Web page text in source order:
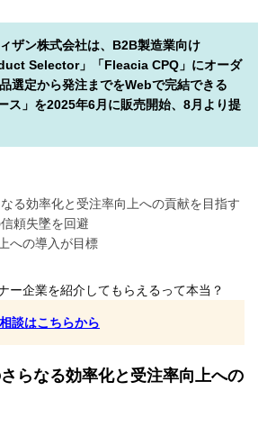
ザン株式会社は、B2B製造業向け
Selector」「Fleacia CPQ」にオーダ
選定から発注までをWebで完結できる
ス」を2025年6月に販売開始、8月より提
る効率化と受注率向上への貢献を目指す
頼失墜を回避
への導入が目標
ー企業を紹介してもらえるって本当？
談はこちらから
らなる効率化と受注率向上への